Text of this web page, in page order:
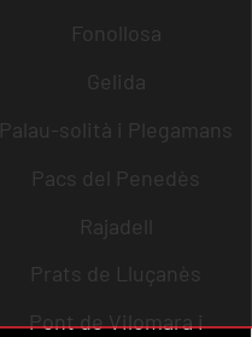
Fonollosa
Gelida
Palau-solità i Plegamans
Pacs del Penedès
Rajadell
Prats de Lluçanès
Pont de Vilomara i